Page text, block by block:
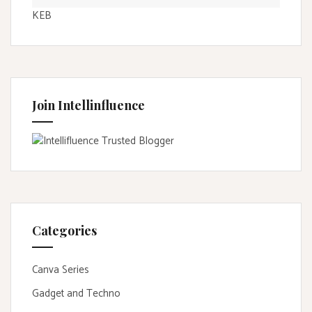
KEB
Join Intellinfluence
Categories
Canva Series
Gadget and Techno